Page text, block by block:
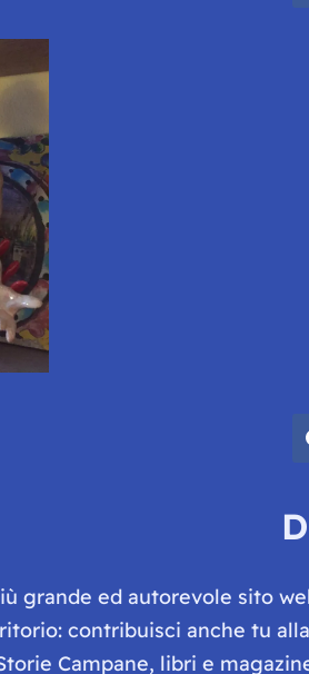
grande ed autorevole sito
contribuisci anche tu
Campane, libri e